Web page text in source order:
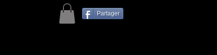
Partager